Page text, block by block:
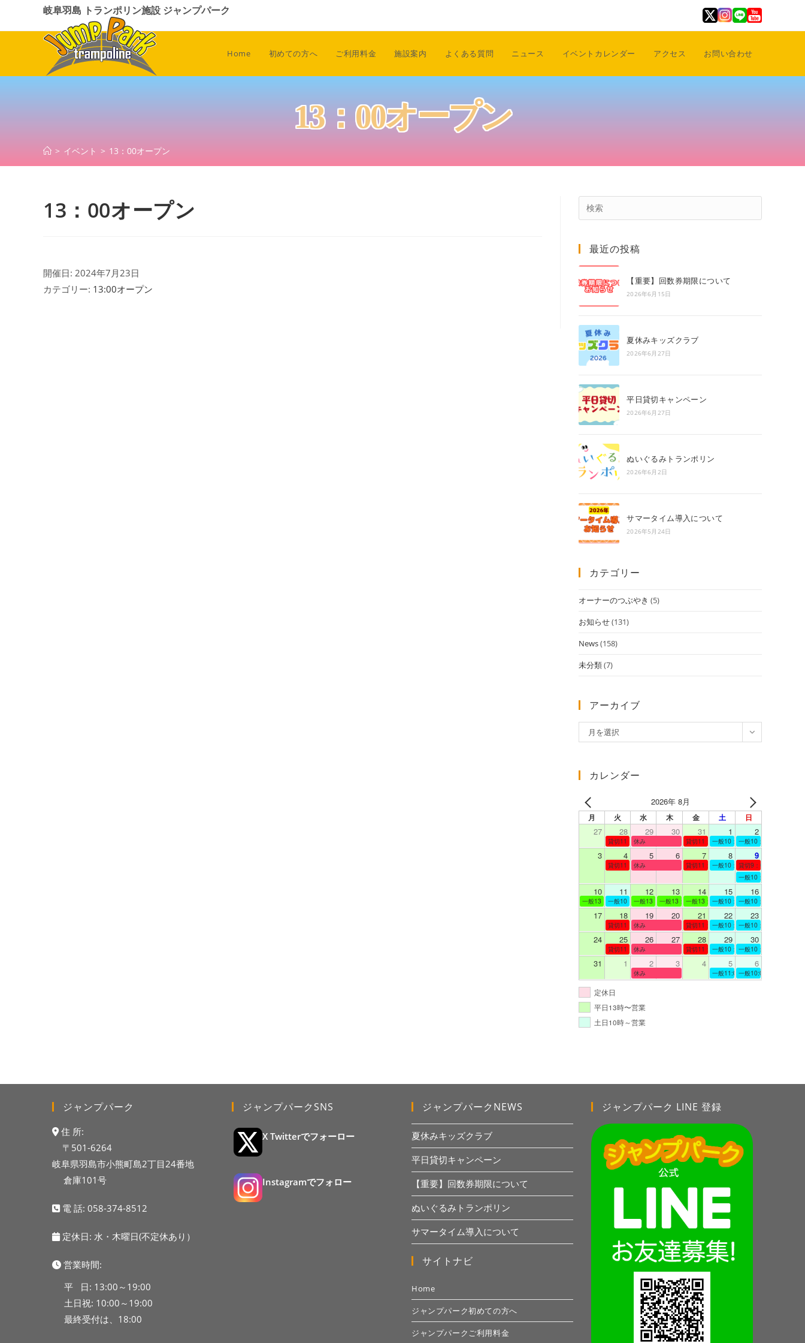
岐阜羽島 トランポリン施設 ジャンプパーク
Home 初めての方へ ご利用料金 施設案内 よくある質問 ニュース イベントカレンダー アクセス お問い合わせ
13：00オープン
> イベント > 13：00オープン
13：00オープン
開催日: 2024年7月23日
カテゴリー: 13:00オープン
Escape
最近の投稿
【重要】回数券期限について
2026年6月15日
夏休みキッズクラブ
2026年6月27日
平日貸切キャンペーン
2026年6月27日
ぬいぐるみトランポリン
2026年6月2日
サマータイム導入について
2026年5月24日
カテゴリー
オーナーのつぶやき (5)
お知らせ(131)
News(158)
未分類(7)
アーカイブ
ー
イ
月を選択
カレンダー
2026年 8月
月 火 水 木 金 土 日
27 28 29 30 31 1 2
貸切11：00～12：00
休み 貸切11：00～12：00
一般10：00～19：00一般10：00～19：00
3 4 5 6 7 8 9
貸切11：00～12：00
休み 貸切11：00～12：00
一般10：00～19：00
貸切9：00～10：00
一般10：00～19：00
10 11 12 13 14 15 16
一般13：00～19：00
一般10：00～19：00
一般13：00～19：00
一般13：00～19：00
一般13：00～19：00
一般10：00～19：00一般10：00～19：00
17 18 19 20 21 22 23
貸切11：00～12：00
休み 貸切11：00～13：00
一般10：00～19：00一般10：00～19：00
24 25 26 27 28 29 30
貸切11：00～12：00
休み 貸切11：00～12：00
一般10：00～19：00一般10：00～19：00
31 1 2 3 4 5 6
休み 一般11:00～19:00一般10:00～19:00
定休日
平日13時〜営業
土日10時～営業
ジャンプパーク
住 所:
〒501-6264
岐阜県羽島市小熊町島2丁目24番地
倉庫101号
電 話: 058-374-8512
定休日: 水・木曜日(不定休あり）
営業時間:
平 日: 13:00～19:00
土日祝: 10:00～19:00
最終受付は、18:00
ジャンプパークSNS
X Twitterでフォーロー
Instagramでフォロー
ジャンプパークNEWS
夏休みキッズクラブ
平日貸切キャンペーン
【重要】回数券期限について
ぬいぐるみトランポリン
サマータイム導入について
サイトナビ
Home
ジャンプパーク初めての方へ
ジャンプパークご利用料金
ジャンプパーク LINE 登録